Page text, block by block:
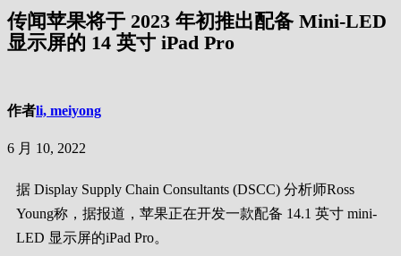
传闻苹果将于 2023 年初推出配备 Mini-LED
显示屏的 14 英寸 iPad Pro
作者li, meiyong
6 月 10, 2022
据 Display Supply Chain Consultants (DSCC) 分析师Ross
Young称，据报道，苹果正在开发一款配备 14.1 英寸 mini-
LED 显示屏的iPad Pro。